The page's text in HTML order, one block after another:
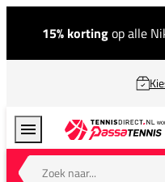
15% kortingop alle
Zoek naar...